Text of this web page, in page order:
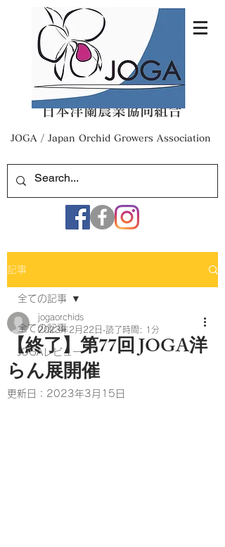
日本洋蘭農業協同組合
​JOGA / Japan Orchid Growers Association
記事
全ての記事
JOGAレビュー
全ての記事
【終了】第77回 JOGA洋
らん展開催
jogaorchids
2023年2月22日 読了時間: 1分
更新日： 2023年3月15日